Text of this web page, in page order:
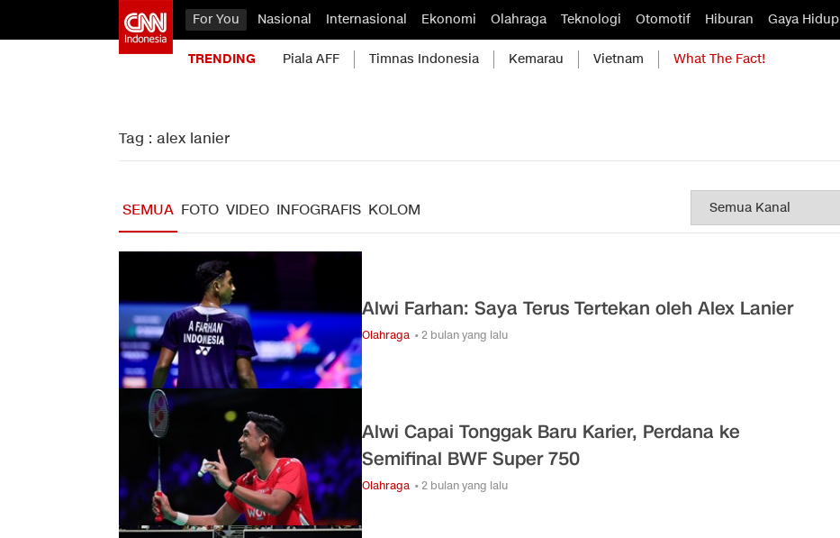
For You Nasional Internasional Ekonomi Olahraga Teknologi Otomotif Hiburan Gaya Hidup
TRENDING Piala AFF Timnas Indonesia Kemarau Vietnam What The Fact!
Tag : alex lanier
SEMUA FOTO VIDEO INFOGRAFIS KOLOM
Alwi Farhan: Saya Terus Tertekan oleh Alex Lanier
Olahraga • 2 bulan yang lalu
Alwi Capai Tonggak Baru Karier, Perdana ke
Semifinal BWF Super 750
Olahraga • 2 bulan yang lalu